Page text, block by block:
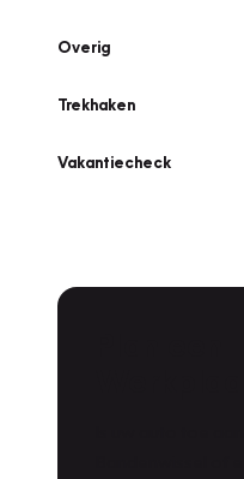
Overig
Trekhaken
Vakantiecheck